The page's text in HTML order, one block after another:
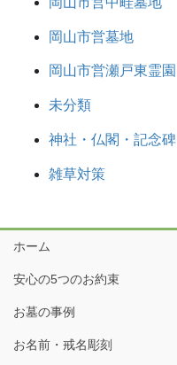
岡山市営墓地
岡山市営瀬戸東霊園
未分類
神社・仏閣・記念碑
雑草対策
ホーム
安心の5つのお約束
お墓の事例
お名前・戒名彫刻